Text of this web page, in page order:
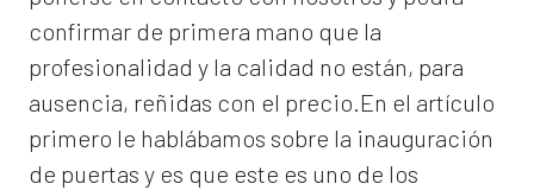
confirmar de primera mano que la
profesionalidad y la calidad no están, para
ausencia, reñidas con el precio.En el artículo
primero le hablábamos sobre la inauguración
de puertas y es que este es uno de los